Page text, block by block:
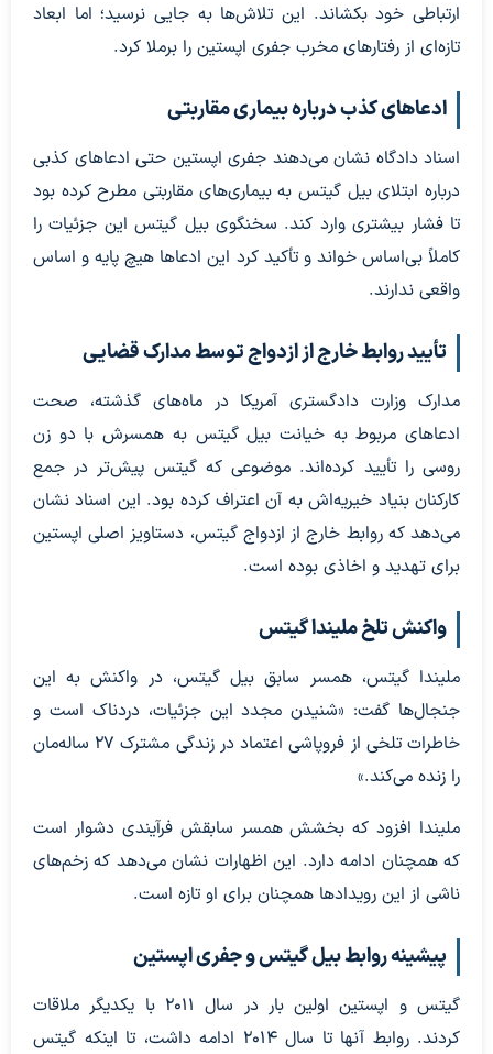
ارتباطی خود بکشاند. این تلاش‌ها به جایی نرسید؛ اما ابعاد
تازه‌ای از رفتارهای مخرب جفری اپستین را برملا کرد.
ادعاهای کذب درباره بیماری مقاربتی
اسناد دادگاه نشان می‌دهند جفری اپستین حتی ادعاهای کذبی
درباره ابتلای بیل گیتس به بیماری‌های مقاربتی مطرح کرده بود
تا فشار بیشتری وارد کند. سخنگوی بیل گیتس این جزئیات را
کاملاً بی‌اساس خواند و تأکید کرد این ادعاها هیچ پایه و اساس
واقعی ندارند.
تأیید روابط خارج از ازدواج توسط مدارک قضایی
مدارک وزارت دادگستری آمریکا در ماه‌های گذشته، صحت
ادعاهای مربوط به خیانت بیل گیتس به همسرش با دو زن
روسی را تأیید کرده‌اند. موضوعی که گیتس پیش‌تر در جمع
کارکنان بنیاد خیریه‌اش به آن اعتراف کرده بود. این اسناد نشان
می‌دهد که روابط خارج از ازدواج گیتس، دستاویز اصلی اپستین
برای تهدید و اخاذی بوده است.
واکنش تلخ ملیندا گیتس
ملیندا گیتس، همسر سابق بیل گیتس، در واکنش به این
جنجال‌ها گفت: «شنیدن مجدد این جزئیات، دردناک است و
خاطرات تلخی از فروپاشی اعتماد در زندگی مشترک ۲۷ ساله‌مان
را زنده می‌کند.»
ملیندا افزود که بخشش همسر سابقش فرآیندی دشوار است
که همچنان ادامه دارد. این اظهارات نشان می‌دهد که زخم‌های
ناشی از این رویدادها همچنان برای او تازه است.
پیشینه روابط بیل گیتس و جفری اپستین
گیتس و اپستین اولین بار در سال ۲۰۱۱ با یکدیگر ملاقات
کردند. روابط آنها تا سال ۲۰۱۴ ادامه داشت، تا اینکه گیتس